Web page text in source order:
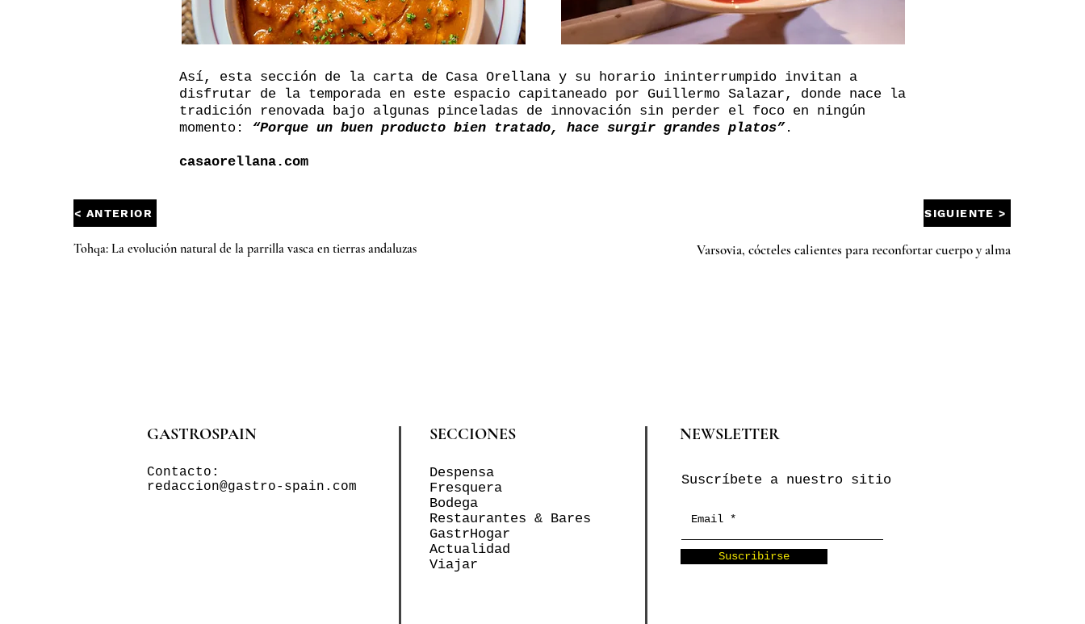
Así, esta sección de la carta de Casa Orellana y su horario ininterrumpido invitan a
disfrutar de la temporada en este espacio capitaneado por Guillermo Salazar, donde nace la
tradición renovada bajo algunas pinceladas de innovación sin perder el foco en ningún
momento:
“Porque un buen producto bien tratado, hace surgir grandes platos”.
casaorellana.com
< ANTERIOR
Tohqa: La evolución natural de la parrilla vasca en tierras andaluzas
SIGUIENTE >
Varsovia, cócteles calientes para reconfortar cuerpo y alma
GASTROSPAIN
Contacto:
redaccion@gastro-spain.com
SECCIONES
Despensa
Fresquera
Bodega
Restaurantes & Bares
GastrHogar
Actualidad
Viajar
NEWSLETTER
Suscríbete a nuestro sitio
Suscribirse